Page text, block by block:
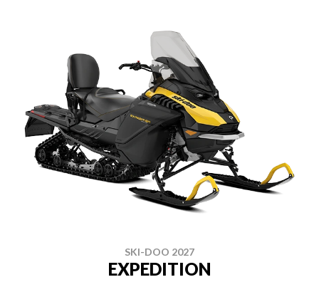
SKI-DOO 2027
EXPEDITION